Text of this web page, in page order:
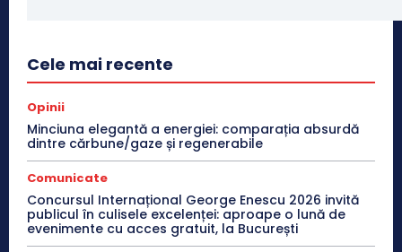
Cele mai recente
Opinii
Minciuna elegantă a energiei: comparația absurdă
dintre cărbune/gaze și regenerabile
Comunicate
Concursul Internațional George Enescu 2026 invită
publicul în culisele excelenței: aproape o lună de
evenimente cu acces gratuit, la București